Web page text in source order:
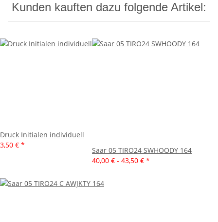
Kunden kauften dazu folgende Artikel:
Druck Initialen individuell
3,50 € *
Saar 05 TIRO24 SWHOODY 164
40,00 € - 43,50 € *